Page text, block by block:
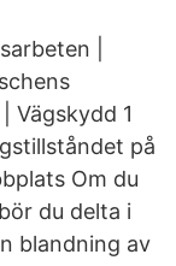
|
Vägskydd 1
på
Om du
du delta i
blandning av